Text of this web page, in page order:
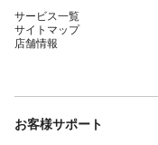
サービス一覧
サイトマップ
店舗情報
お客様サポート